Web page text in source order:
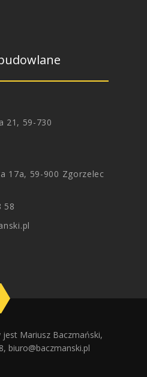
21, 59-730
17a, 59-900 Zgorzelec
58
jest Mariusz Baczmański,
biuro@baczmanski.pl